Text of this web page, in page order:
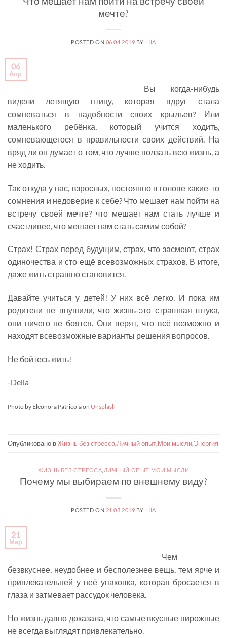
мечте?
POSTED ON 06.04.2019 BY LIIA
06
Апр
Вы когда-нибудь
видели летящую птицу, которая вдруг стала
сомневаться в надобности своих крыльев? Или
маленького ребёнка, который учится ходить,
сомневающегося в правильности своих действий. На
вряд ли он думает о том, что лучше ползать всю жизнь, а
не ходить.
Так откуда у нас, взрослых, постоянно в голове какие-то
сомнения и недоверие к себе? Что мешает нам пойти на
встречу своей мечте? что мешает нам стать лучше и
счастливее, что мешает нам стать самим собой?
Страх! Страх перед будущим, страх, что засмеют, страх
одиночества и сто ещё всевозможных страхов. В итоге,
даже жить страшно становится.
Давайте учиться у детей! У них всё легко. И пока им
родители не внушили, что жизнь-это страшная штука,
они ничего не боятся. Они верят, что всё возможно и
находят всевозможные варианты решения вопросов.
Не бойтесь жить!
-Delia
Photo by Eleonora Patricola on Unsplash
Опубликовано вЖизнь без стресса,Личный опыт,Мои мысли,Энергия
ЖИЗНЬ БЕЗ СТРЕССА,ЛИЧНЫЙ ОПЫТ,МОИ МЫСЛИ
Почему мы выбираем по внешнему виду?
POSTED ON 21.03.2019 BY LIIA
21
Мар
Чем
безвкуснее, неудобнее и бесполезнее вещь, тем ярче и
привлекательней у неё упаковка, которая бросается в
глаза и затмевает рассудок человека.
Но жизнь давно доказала, что самые вкусные пирожные
не всегда выглядят привлекательно.